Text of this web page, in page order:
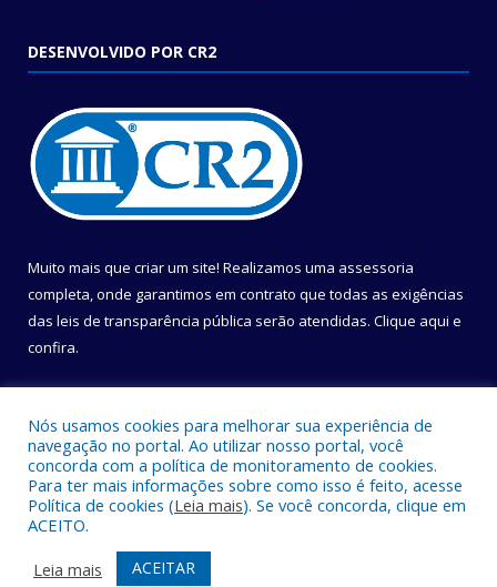
DESENVOLVIDO POR CR2
Muito mais que criar um site! Realizamos uma assessoria
completa, onde garantimos em contrato que todas as exigências
das leis de transparência pública serão atendidas. Clique aqui e
confira.
Todos os direitos reservados a Câmara Municipal de Belém.
Mapa do Site
Acessar Área Administrativa
Nós usamos cookies para melhorar sua experiência de
navegação no portal. Ao utilizar nosso portal, você
concorda com a política de monitoramento de cookies.
Para ter mais informações sobre como isso é feito, acesse
Política de cookies (Leia mais). Se você concorda, clique em
ACEITO.
Leia mais
ACEITAR